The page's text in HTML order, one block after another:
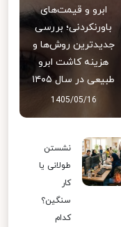
ابرو و قیمت‌های
باورنکردنی؛ بررسی
جدیدترین روش‌ها و
هزینه کاشت ابرو
طبیعی در سال ۱۴۰۵
1405/05/16
نشستن
طولانی یا
کار
سنگین؟
کدام